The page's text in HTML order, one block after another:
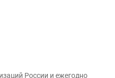
России и ежегодно